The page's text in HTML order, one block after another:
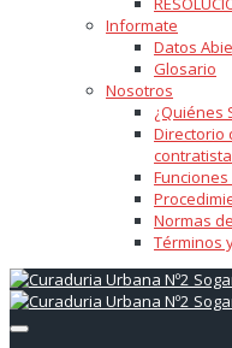
Informate
Datos
Glosario
Nosotros
¿Quiénes
Directorio
Normas
Términos